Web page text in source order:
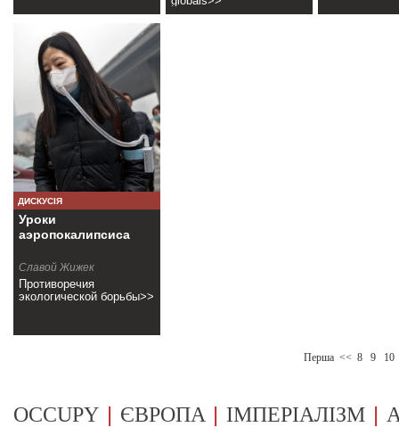
ДИСКУСІЯ
Уроки
аэропокалипсиса
Славой Жижек
Противоречия
экологической борьбы>>
Перша << 8 9 10
OCCUPY | ЄВРОПА | ІМПЕРІАЛІЗМ |